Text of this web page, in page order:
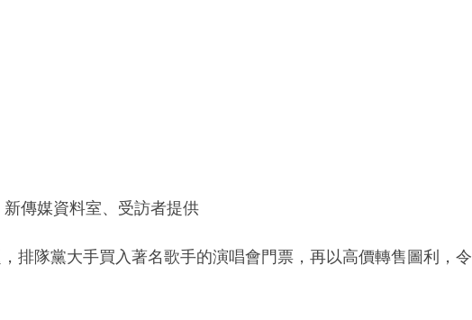
傳媒資料室、受訪者提供
排隊黨大手買入著名歌手的演唱會門票，再以高價轉售圖利，令